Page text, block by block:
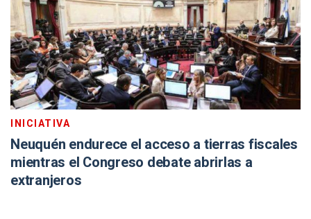
INICIATIVA
Neuquén endurece el acceso a tierras fiscales
mientras el Congreso debate abrirlas a
extranjeros